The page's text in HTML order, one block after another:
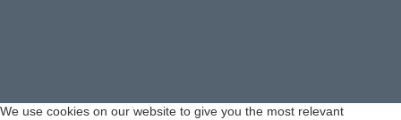
We use cookies on our website to give you the most relevant